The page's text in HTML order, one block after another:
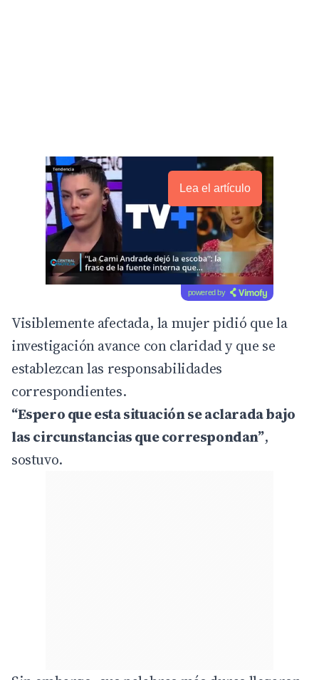
Lea el artículo
powered by
Visiblemente afectada, la mujer pidió que la
investigación avance con claridad y que se
establezcan las responsabilidades
correspondientes.
“Espero que esta situación se aclarada bajo
las circunstancias que correspondan”,
sostuvo.